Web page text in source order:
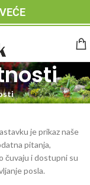
je prikaz naše
pitanja,
čuvaju i dostupni su
posla.